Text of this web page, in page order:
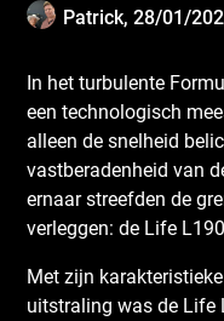
Patrick,28/01/
In het turbulente
een technologisch
alleen de snelheid
vastberadenheid van
ernaar streefden de
verleggen: de Life
Met zijn
uitstraling was de Life